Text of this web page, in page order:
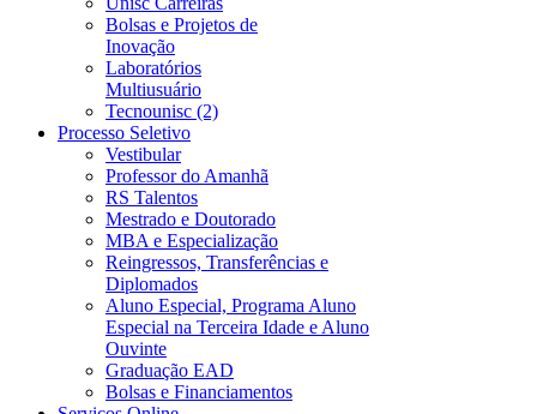
Bolsas e Projetos de
Inovação
Laboratórios
Multiusuário
Tecnounisc (2)
Processo Seletivo
Vestibular
Professor do Amanhã
RS Talentos
Mestrado e Doutorado
MBA e Especialização
Reingressos, Transferências e
Diplomados
Aluno Especial, Programa Aluno
Especial na Terceira Idade e Aluno
Ouvinte
Graduação EAD
Bolsas e Financiamentos